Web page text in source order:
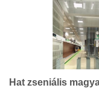
Hat zseniális